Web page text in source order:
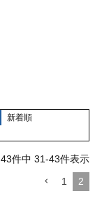
新着順
43件中 31-43件表示
1
2